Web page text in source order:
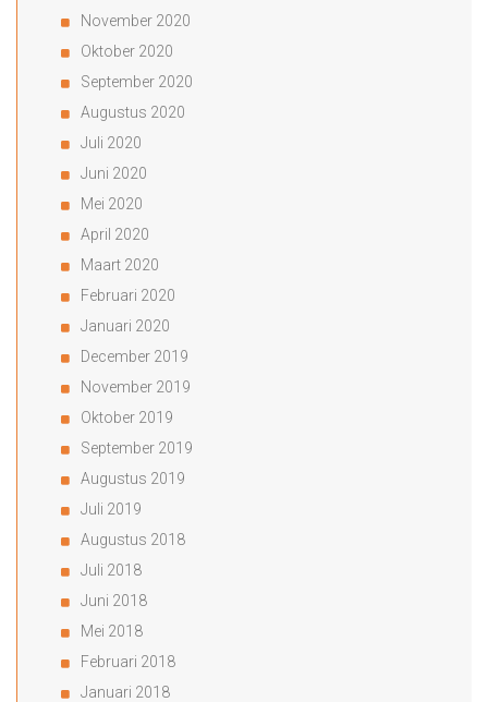
November 2020
Oktober 2020
September 2020
Augustus 2020
Juli 2020
Juni 2020
Mei 2020
April 2020
Maart 2020
Februari 2020
Januari 2020
December 2019
November 2019
Oktober 2019
September 2019
Augustus 2019
Juli 2019
Augustus 2018
Juli 2018
Juni 2018
Mei 2018
Februari 2018
Januari 2018